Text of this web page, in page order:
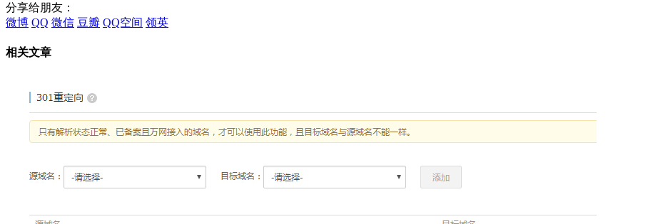
分享给朋友：
微博 QQ 微信 豆瓣 QQ空间 领英
相关文章